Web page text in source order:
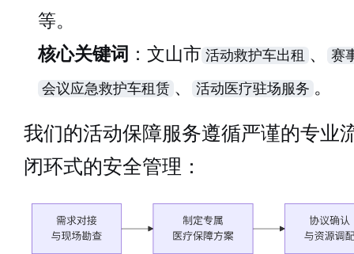
等。
核心关键词 ：文山市 活动救护车出租 、 赛
会议应急救护车租赁 、 活动医疗驻场服务 。
我们的活动保障服务遵循严谨的专业
闭环式的安全管理：